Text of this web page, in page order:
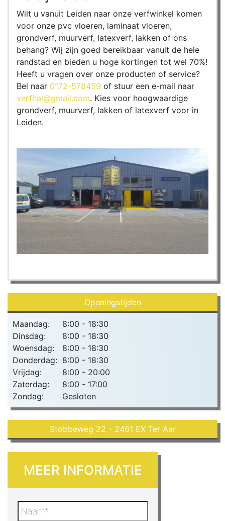
Wilt u vanuit Leiden naar onze verfwinkel komen
voor onze pvc vloeren, laminaat vloeren,
grondverf, muurverf, latexverf, lakken of ons
behang? Wij zijn goed bereikbaar vanuit de hele
randstad en bieden u hoge kortingen tot wel 70%!
Heeft u vragen over onze producten of service?
Bel naar 0172-578459 of stuur een e-mail naar
verfhal@gmail.com. Kies voor hoogwaardige
grondverf, muurverf, lakken of latexverf voor in
Leiden.
Openingstijden
Maandag:
8:00 - 18:30
Dinsdag:
8:00 - 18:30
Woensdag:
8:00 - 18:30
Donderdag: 8:00 - 18:30
Vrijdag:
8:00 - 20:00
Zaterdag:
8:00 - 17:00
Zondag:
Gesloten
Stobbeweg 22 - 2461 EX Ter Aar
MEER INFORMATIE